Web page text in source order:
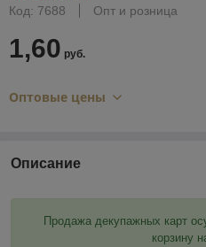
Код: 7688
Опт и розница
1,60 руб.
Оптовые цены
Описание
Продажа декупажных карт
корзину